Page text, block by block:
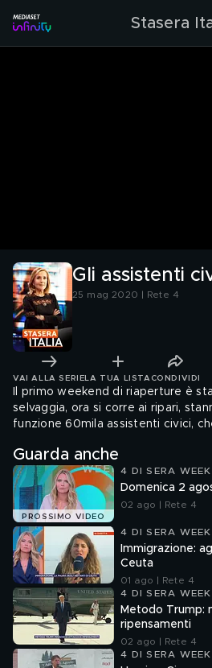
Stasera
Gli assistenti
25 mag 2020 | Rete 4
VAI ALLA SERIE LA TUA LISTA CONDIVIDI
Il primo weekend di riaperture è
selvaggia, ora si corre ai ripari,
funzione 60mila assistenti civici,
Guarda anche
PROSSIMO VIDEO
4 DI SERA
Domenica 2
02 ago | Rete 4
4 DI SERA
Immigrazione:
Ceuta
01 ago | Rete 4
4 DI SERA
Metodo Trump:
ripensamenti
02 ago | Rete 4
4 DI SERA